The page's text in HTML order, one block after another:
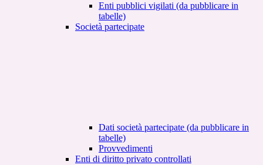
Enti pubblici vigilati (da pubblicare in
tabelle)
Società partecipate
Dati società partecipate (da pubblicare in
tabelle)
Provvedimenti
Enti di diritto privato controllati